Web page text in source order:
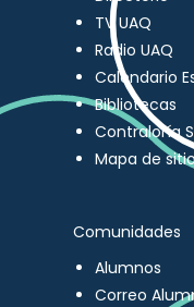
TV UAQ
Radio UAQ
Calendario
Bibliotecas
Contraloría
Mapa de
Comunidades
Alumnos
Correo